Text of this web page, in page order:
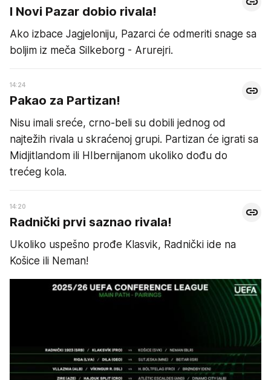
I Novi Pazar dobio rivala!
Ako izbace Jagjeloniju, Pazarci će odmeriti snage sa
boljim iz meča Silkeborg - Arurejri.
14:24
Pakao za Partizan!
Nisu imali sreće, crno-beli su dobili jednog od
najtežih rivala u skraćenoj grupi. Partizan će igrati sa
Midjitlandom ili HIbernijanom ukoliko dođu do
trećeg kola.
14:20
Radnički prvi saznao rivala!
Ukoliko uspešno prođe Klasvik, Radnički ide na
Košice ili Neman!